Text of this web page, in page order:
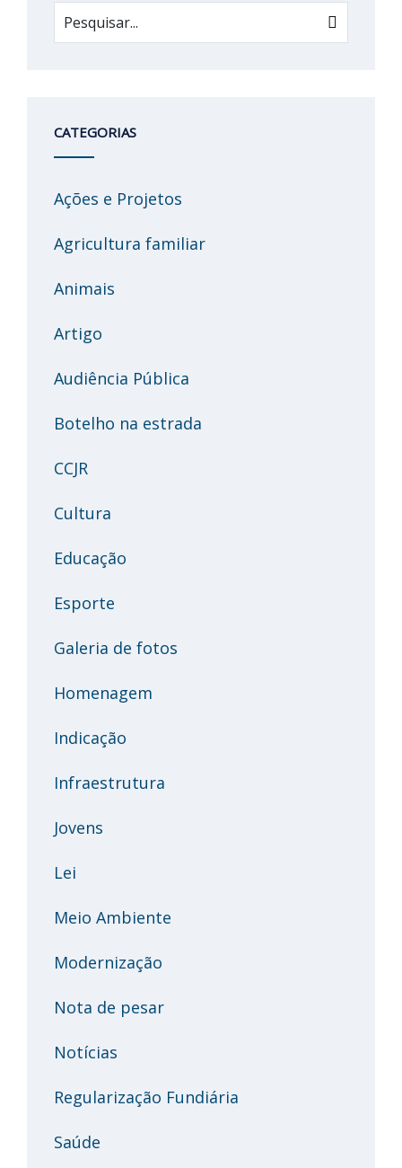
CATEGORIAS
Ações e Projetos
Agricultura familiar
Animais
Artigo
Audiência Pública
Botelho na estrada
CCJR
Cultura
Educação
Esporte
Galeria de fotos
Homenagem
Indicação
Infraestrutura
Jovens
Lei
Meio Ambiente
Modernização
Nota de pesar
Notícias
Regularização Fundiária
Saúde